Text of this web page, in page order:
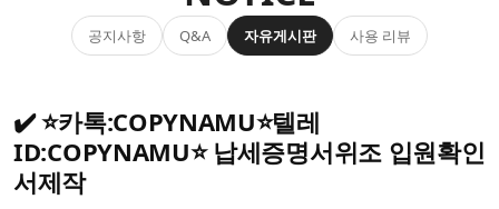
공지사항 Q&A 자유게시판 사용 리뷰
✔️ ⭐카톡:COPYNAMU⭐텔레
ID:COPYNAMU⭐ 납세증명서위조 입원확인
서제작